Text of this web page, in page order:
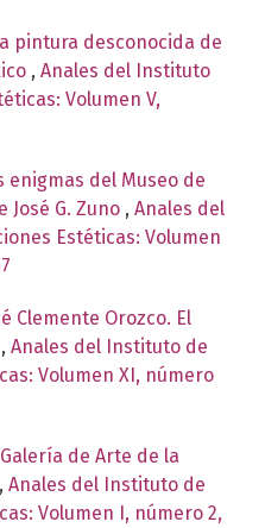
pintura desconocida de
, Anales del Instituto
Volumen V,
enigmas del Museo de
José G. Zuno , Anales del
Estéticas: Volumen
Clemente Orozco. El
, Anales del Instituto de
Volumen XI, número
de Arte de la
, Anales del Instituto de
Volumen I, número 2,